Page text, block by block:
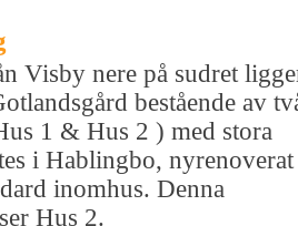
Visby nere på sudret
bestående av
1 & Hus 2 ) med stora
i Hablingbo, nyrenoverat
inomhus. Denna
Hus 2.